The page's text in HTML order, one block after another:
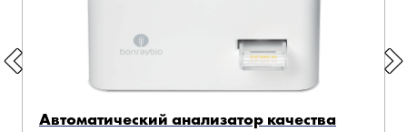
Автоматический анализатор качества